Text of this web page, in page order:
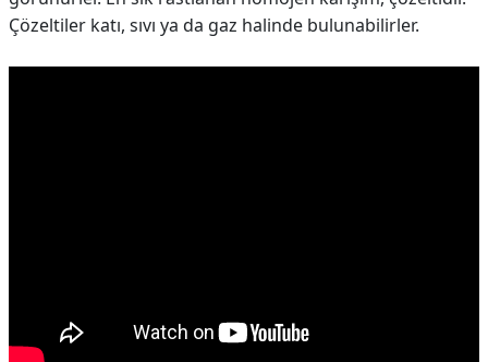
Çözeltiler katı, sıvı ya da gaz halinde bulunabilirler.